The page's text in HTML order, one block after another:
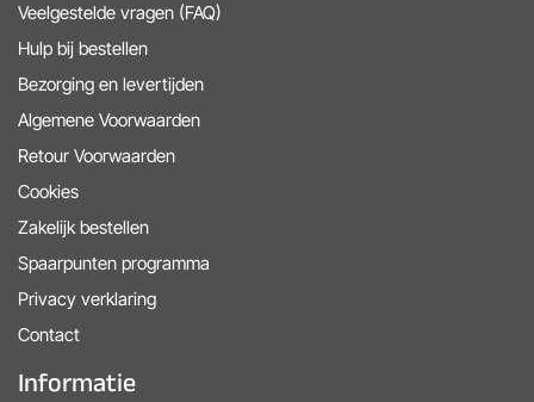
Veelgestelde vragen (FAQ)
Hulp bij bestellen
Bezorging en levertijden
Algemene Voorwaarden
Retour Voorwaarden
Cookies
Zakelijk bestellen
Spaarpunten programma
Privacy verklaring
Contact
Informatie